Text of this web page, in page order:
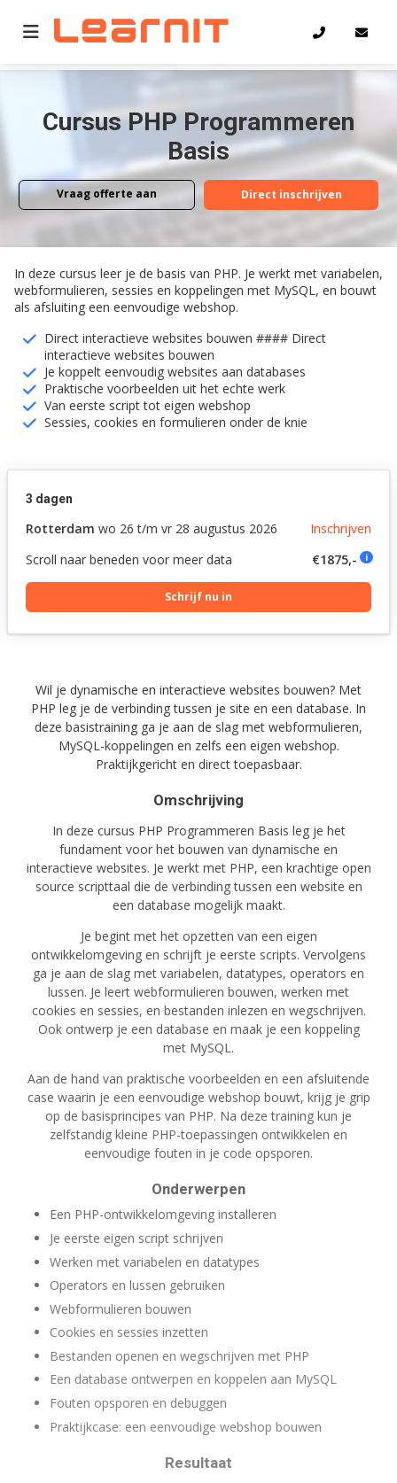
Home PHP Programmeren Basis
Cursus PHP Programmeren
Basis
Vraag offerte aan Direct inschrijven
Vraag offerte aan Direct inschrijven
In deze cursus leer je de basis van PHP. Je werkt met variabelen,
webformulieren, sessies en koppelingen met MySQL, en bouwt
als afsluiting een eenvoudige webshop.
Direct interactieve websites bouwen #### Direct
interactieve websites bouwen
Je koppelt eenvoudig websites aan databases
Praktische voorbeelden uit het echte werk
Van eerste script tot eigen webshop
Sessies, cookies en formulieren onder de knie
3 dagen
Rotterdam wo 26 t/m vr 28 augustus 2026
Inschrijven
Scroll naar beneden voor meer data
€1875,- i
Schrijf nu in
Wil je dynamische en interactieve websites bouwen? Met
PHP leg je de verbinding tussen je site en een database. In
deze basistraining ga je aan de slag met webformulieren,
MySQL-koppelingen en zelfs een eigen webshop.
Praktijkgericht en direct toepasbaar.
Omschrijving
In deze cursus PHP Programmeren Basis leg je het
fundament voor het bouwen van dynamische en
interactieve websites. Je werkt met PHP, een krachtige open
source scripttaal die de verbinding tussen een website en
een database mogelijk maakt.
Je begint met het opzetten van een eigen
ontwikkelomgeving en schrijft je eerste scripts. Vervolgens
ga je aan de slag met variabelen, datatypes, operators en
lussen. Je leert webformulieren bouwen, werken met
cookies en sessies, en bestanden inlezen en wegschrijven.
Ook ontwerp je een database en maak je een koppeling
met MySQL.
Aan de hand van praktische voorbeelden en een afsluitende
case waarin je een eenvoudige webshop bouwt, krijg je grip
op de basisprincipes van PHP. Na deze training kun je
zelfstandig kleine PHP-toepassingen ontwikkelen en
eenvoudige fouten in je code opsporen.
Onderwerpen
Een PHP-ontwikkelomgeving installeren
Je eerste eigen script schrijven
Werken met variabelen en datatypes
Operators en lussen gebruiken
Webformulieren bouwen
Cookies en sessies inzetten
Bestanden openen en wegschrijven met PHP
Een database ontwerpen en koppelen aan MySQL
Fouten opsporen en debuggen
Praktijkcase: een eenvoudige webshop bouwen
Resultaat